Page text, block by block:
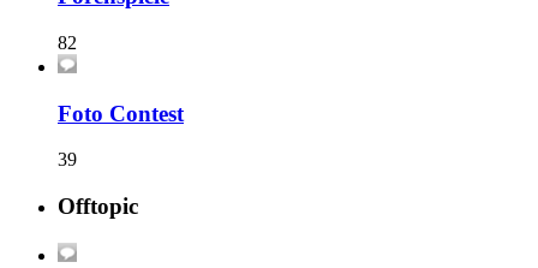
82
Foto Contest
39
Offtopic